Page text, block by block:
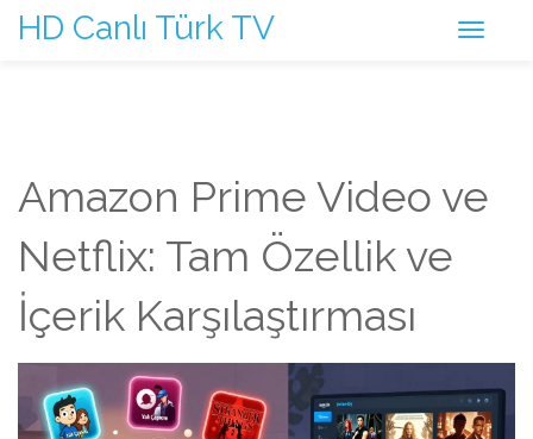
HD Canlı Türk TV
Amazon Prime Video ve
Netflix: Tam Özellik ve
İçerik Karşılaştırması